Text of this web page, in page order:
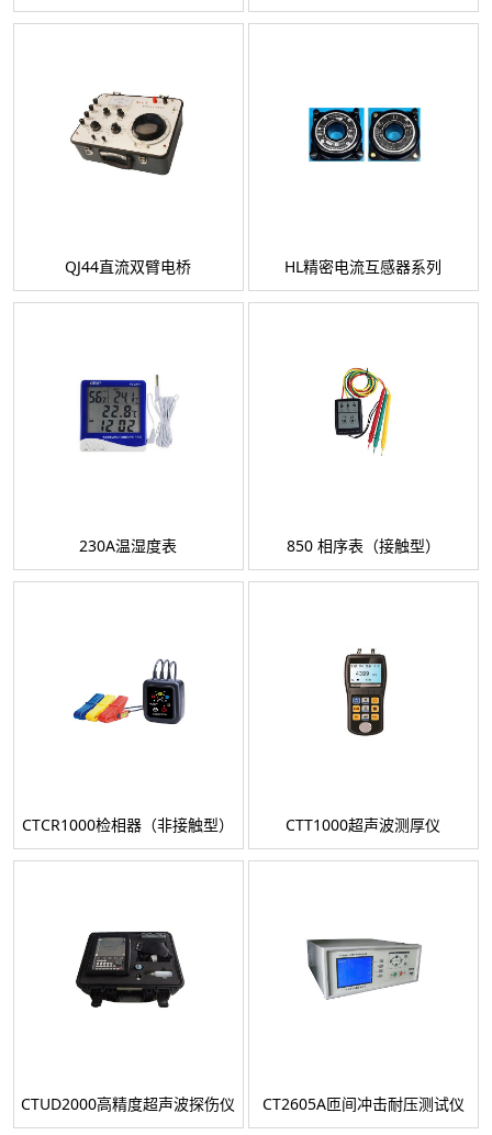
QJ44直流双臂电桥 HL精密电流互感器系列
230A温湿度表 850 相序表（接触型）
CTCR1000检相器（非接触型） CTT1000超声波测厚仪
CTUD2000高精度超声波探伤仪 CT2605A匝间冲击耐压测试仪